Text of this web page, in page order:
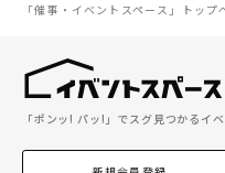
「催事・イベントスペース」トップ
「ポンッ! パッ!」でスグ見つかるイ